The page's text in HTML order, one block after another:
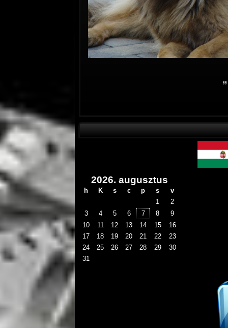
2026. augusztus
h K s c p s
v
1
2
3
4 5 6 7 8
9
10
11 12 13 14 15
16
17
18 19 20 21 22
23
24
25 26 27 28 29
30
31